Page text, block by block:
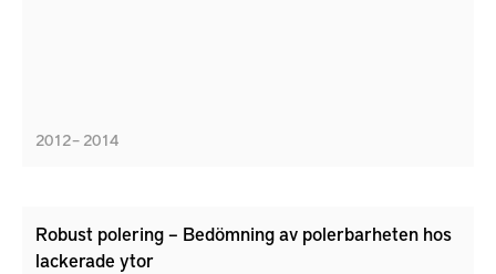
2012 – 2014
Robust polering – Bedömning av polerbarheten hos
lackerade ytor